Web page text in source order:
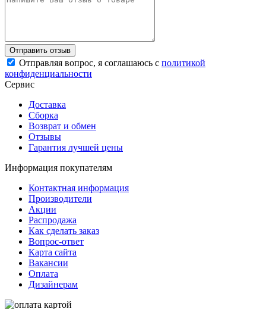
Отправляя вопрос, я соглашаюсь с политикой
конфиденциальности
Сервис
Доставка
Сборка
Возврат и обмен
Отзывы
Гарантия лучшей цены
Информация покупателям
Контактная информация
Производители
Акции
Распродажа
Как сделать заказ
Вопрос-ответ
Карта сайта
Вакансии
Оплата
Дизайнерам